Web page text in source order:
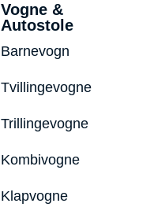
Vogne &
Autostole
Barnevogn
Tvillingevogne
Trillingevogne
Kombivogne
Klapvogne